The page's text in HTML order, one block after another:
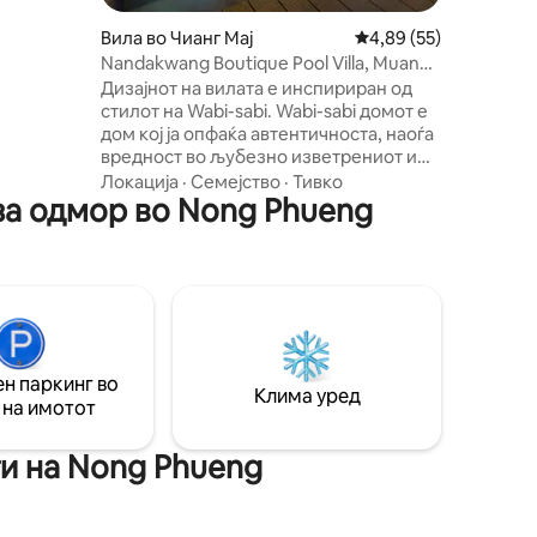
Вила во Чианг Мај Просечна оцена:
4,89 (55)
Nandakwang Boutique Pool Villa, Muang,
Chiangmai
Дизајнот на вилата е инспириран од
стилот на Wabi-sabi. Wabi-sabi домот е
дом кој ја опфаќа автентичноста, наоѓа
вредност во љубезно изветрениот и
жив и промовира севкупно чувство на
мир и спокојство користејќи
едноставност. Во текот на дизајнот се
Quility, брачен кревет (широк 180-220
см) - 65-инчен паметен телевизор. -
работна маса - удобен простор за
седење (за телевизор) - столови за
Локација · Семејство · Тивко
одмор во Nong Phueng
паркинг во
имотот
Клима уред
на Nong Phueng